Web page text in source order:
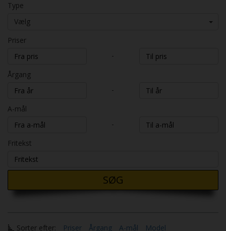
Type
Vælg
Priser
-
Årgang
-
A-mål
-
Fritekst
SØG
Sorter efter: Priser Årgang A-mål Model